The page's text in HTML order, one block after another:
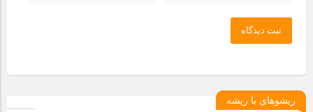
ثبت دیدگاه
ريشوهاي با ريشه